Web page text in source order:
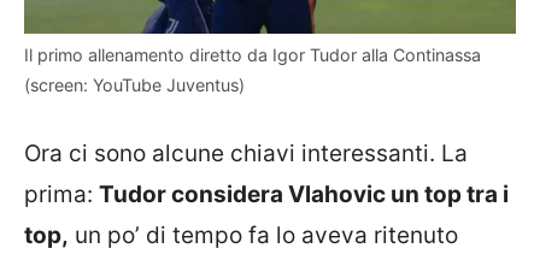
Il primo allenamento diretto da Igor Tudor alla Continassa
(screen: YouTube Juventus)
Ora ci sono alcune chiavi interessanti. La
prima: Tudor considera Vlahovic un top tra i
top, un po’ di tempo fa lo aveva ritenuto